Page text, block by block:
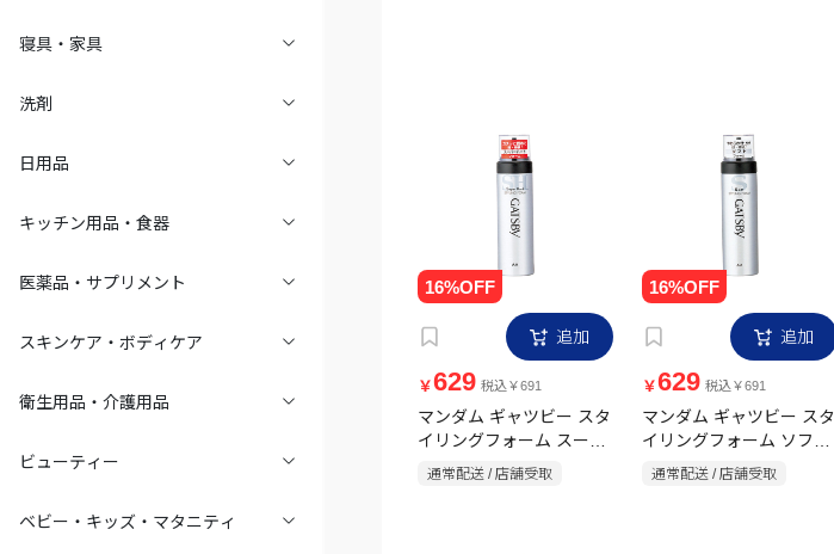
寝具・家具
洗剤
日用品
キッチン用品・食器
医薬品・サプリメント
スキンケア・ボディケア
衛生用品・介護用品
ビューティー
ベビー・キッズ・マタニティ
追加
￥629 税込￥691
マンダム ギャツビー スタ
イリングフォーム スーパ
ーハード 185g シトラス
通常配送 / 店舗受取
追加
￥629 税込￥691
マンダム ギャツビー スタ
イリングフォーム ソフト
185g シトラス
通常配送 / 店舗受取